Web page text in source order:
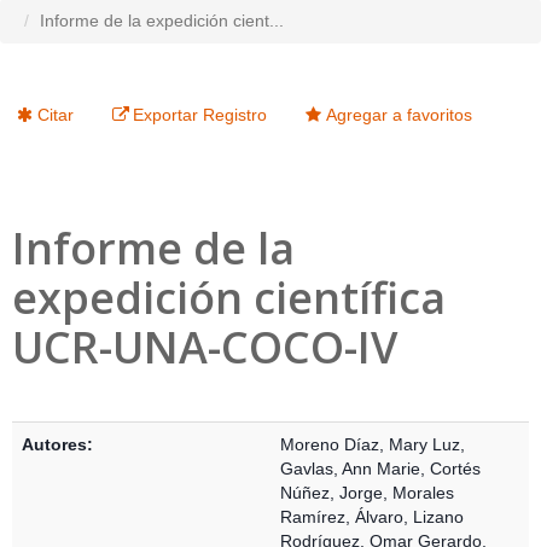
Informe de la expedición cient...
Citar Exportar Registro Agregar a favoritos
Informe de la
expedición científica
UCR-UNA-COCO-IV
Autores: Moreno Díaz, Mary Luz
Gavlas, Ann Marie Cortés
Núñez, Jorge Morales
Ramírez, Álvaro Lizano
Rodríguez, Omar Gerardo